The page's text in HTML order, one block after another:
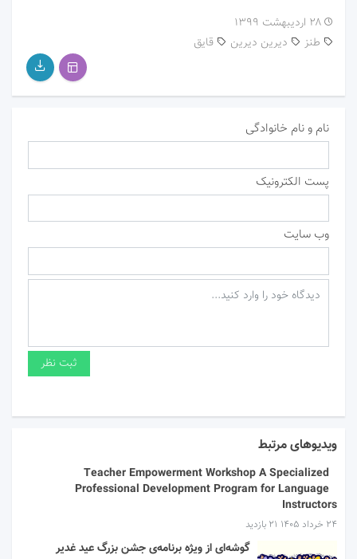
۲۸ اردیبهشت ۱۳۹۹
دیرین دیرین
طنز قایق
نام و نام خانوادگی
پست الکترونیک
وب سایت
ویدیوهای مرتبط
Teacher Empowerment Workshop A Specialized
Professional Development Program for Language
Instructors
۲۴ خرداد ۱۴۰۵ 21 بازدید
گوشه‌ای از ویژه برنامه‌ی جشن بزرگ عید غدیر